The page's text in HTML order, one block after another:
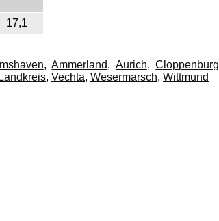
17,1
,Ammerland, Aurich,Cloppenburg
, Vechta, Wesermarsch, Wittmund